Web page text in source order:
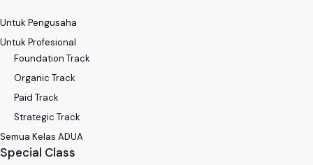
Untuk Pengusaha
Untuk Profesional
Foundation Track
Organic Track
Paid Track
Strategic Track
Semua Kelas ADUA
Special Class